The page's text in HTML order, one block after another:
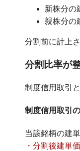
新株分の
親株分の
分割前に計上
分割比率が
制度信用取引
制度信用取引
当該銘柄の建
・分割後建単